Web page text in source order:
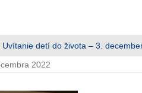
Uvítanie detí do života – 3.
2022